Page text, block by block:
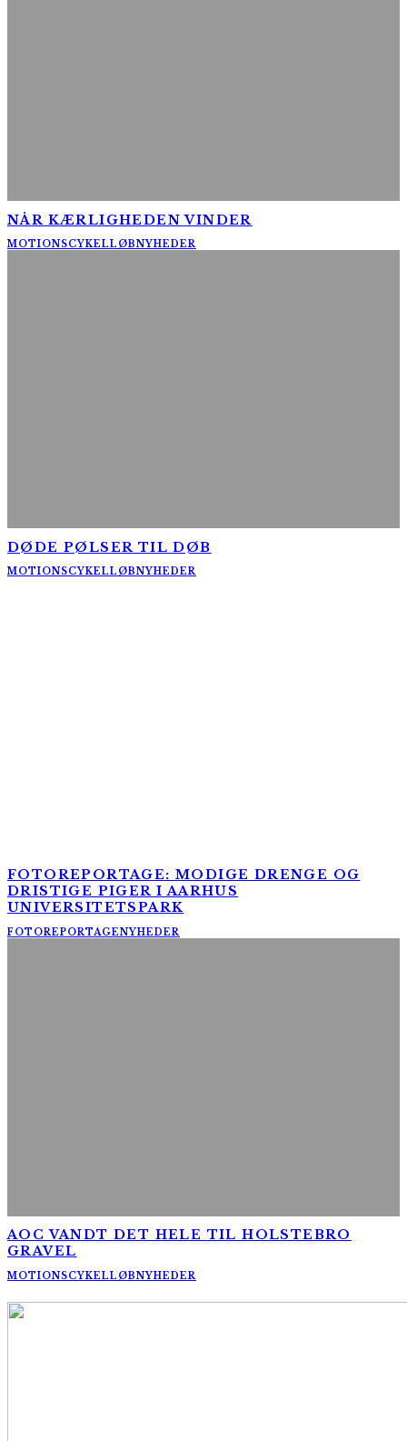
NÅR KÆRLIGHEDEN VINDER
MOTIONSCYKELLØBNYHEDER
DØDE PØLSER TIL DØB
MOTIONSCYKELLØBNYHEDER
FOTOREPORTAGE: MODIGE DRENGE OG
DRISTIGE PIGER I AARHUS
UNIVERSITETSPARK
FOTOREPORTAGENYHEDER
AOC VANDT DET HELE TIL HOLSTEBRO
GRAVEL
MOTIONSCYKELLØBNYHEDER